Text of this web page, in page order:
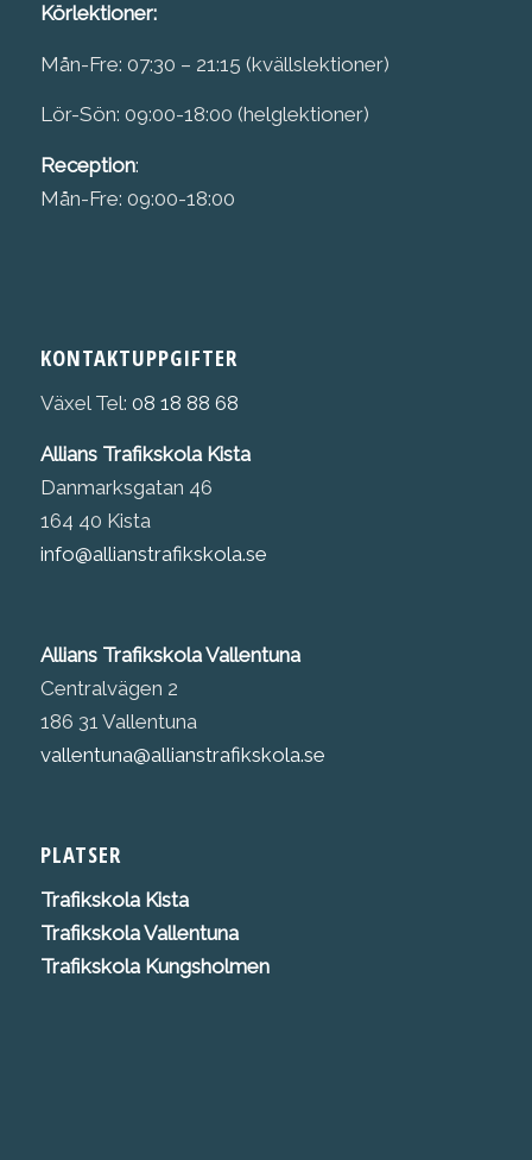
Körlektioner:
Mån-Fre: 07:30 – 21:15 (kvällslektioner)
Lör-Sön: 09:00-18:00 (helglektioner)
Reception:
Mån-Fre: 09:00-18:00
KONTAKTUPPGIFTER
Växel Tel: 08 18 88 68
Allians Trafikskola Kista
Danmarksgatan 46
164 40 Kista
info@allianstrafikskola.se
Allians Trafikskola Vallentuna
Centralvägen 2
186 31 Vallentuna
vallentuna@allianstrafikskola.se
PLATSER
Trafikskola Kista
Trafikskola Vallentuna
Trafikskola Kungsholmen